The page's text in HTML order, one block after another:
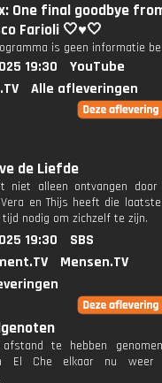
One final goodbye
Farioli 🤍♥️🤍
is geen informatie
19:30
YouTube
Alle afleveringen
de Liefde
niet alleen ontvangen
Vera en Thijs heeft die
nodig om zichzelf te zijn.
19:30
SBS
Mensen.TV
te hebben
El Che elkaar nu weer